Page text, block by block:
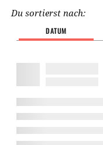
Du sortierst nach:
DATUM